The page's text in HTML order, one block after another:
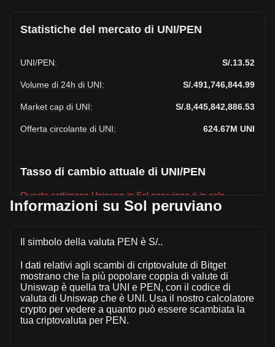
Statistiche del mercato di UNI/PEN
UNI/PEN: S/.13.52
Volume di 24h di UNI: S/.491,746,844.99
Market cap di UNI: S/.8,445,842,886.53
Offerta circolante di UNI: 624.67M UNI
Tasso di cambio attuale di UNI/PEN
Questa settimana Uniswap in Sol peruviano è in calo.
Il prezzo attuale di Uniswap è S/.13.52 per UNI, con
capitalizzazione di mercato totale di S/.8,445,842,886.53
variazione di S/.-165,478,057.66 PEN nelle ultime 24 ore,
pari a -25.18%. Inoltre, nell’ultima giornata di trading, è stato
scambiato un volume pari a S/.657,224,902.65 di UNI.
Ulteriori informazioni riguardo Uniswap su
Informazioni su Sol peruviano
Il simbolo della valuta PEN è S/..
I dati relativi agli scambi di criptovalute di Bitget
mostrano che la più popolare coppia di valute di
Uniswap è quella tra UNI e PEN, con il codice di
valuta di Uniswap che è UNI. Usa il nostro calcolatore
crypto per vedere a quanto può essere scambiata la
tua criptovaluta per PEN.